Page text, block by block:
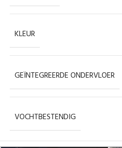
KLEUR
GEÏNTEGREERDE ONDERVLOER
VOCHTBESTENDIG